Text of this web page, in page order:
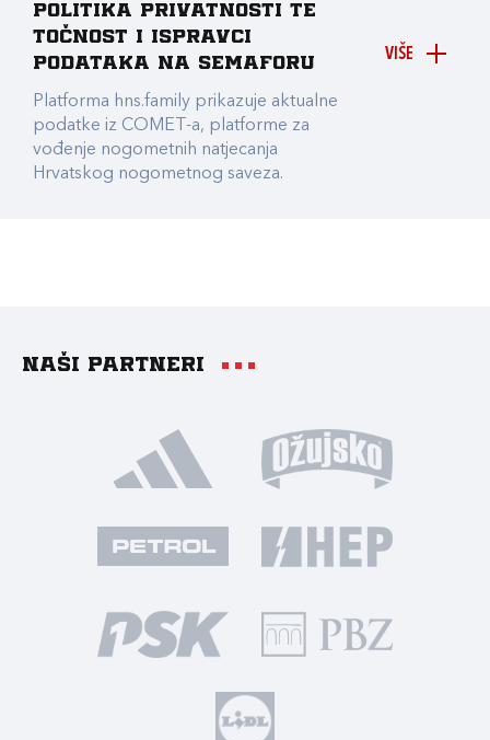
VIŠE
Politika privatnosti te
točnost i ispravci
podataka na Semaforu
Platforma hns.family prikazuje aktualne
podatke iz COMET-a, platforme za
vođenje nogometnih natjecanja
Hrvatskog nogometnog saveza.
Naši partneri